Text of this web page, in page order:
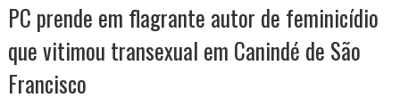
PC prende em flagrante autor de feminicídio
que vitimou transexual em Canindé de São
Francisco